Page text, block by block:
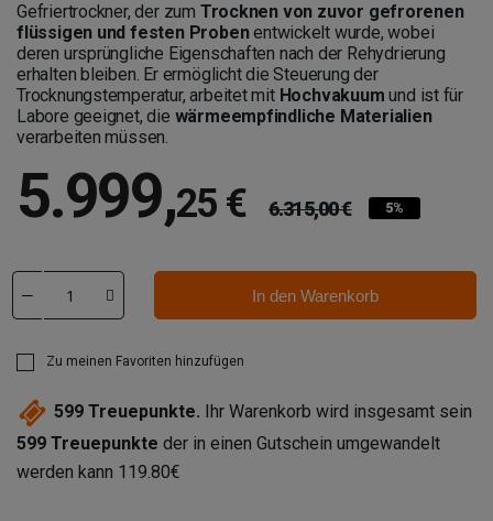
Gefriertrockner, der zum Trocknen von zuvor gefrorenen
flüssigen und festen Probenentwickelt wurde, wobei
deren ursprüngliche Eigenschaften nach der Rehydrierung
erhalten bleiben. Er ermöglicht die Steuerung der
Trocknungstemperatur, arbeitet mit Hochvakuum und ist für
Labore geeignet, die wärmeempfindliche Materialien
verarbeiten müssen.
5.999,25 € 6.315,00 € 5%
In den Warenkorb
Zu meinen Favoriten hinzufügen
599 Treuepunkte. Ihr Warenkorb wird insgesamt sein
599 Treuepunkte der in einen Gutschein umgewandelt
werden kann 119.80€